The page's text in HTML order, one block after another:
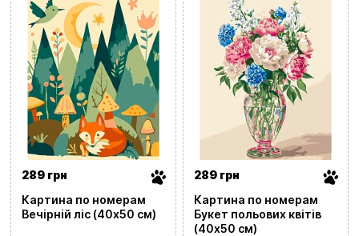
289 грн
Картина по номерам
Вечірній ліс (40х50 см)
289 грн
Картина по номерам
Букет польових квітів
(40х50 см)